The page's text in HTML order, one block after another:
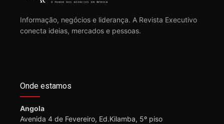
Informação, negócios e liderança. A Revista Executivo
conecta ideias, mercados e pessoas.
Onde estamos
Angola
Avenida 4 de Fevereiro, Ed.Kilamba, 5º piso